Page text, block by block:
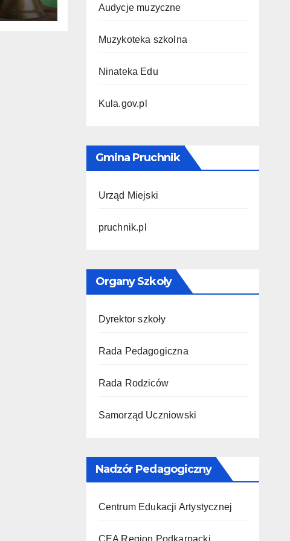
Audycje muzyczne
Muzykoteka szkolna
Ninateka Edu
Kula.gov.pl
Gmina Pruchnik
Urząd Miejski
pruchnik.pl
Organy Szkoły
Dyrektor szkoły
Rada Pedagogiczna
Rada Rodziców
Samorząd Uczniowski
Nadzór Pedagogiczny
Centrum Edukacji Artystycznej
CEA Region Podkarpacki